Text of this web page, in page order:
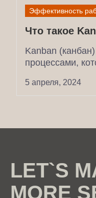
Эффективность
Что такое
Kanban
процессами,
5 апреля, 2024
LET`S
MORE